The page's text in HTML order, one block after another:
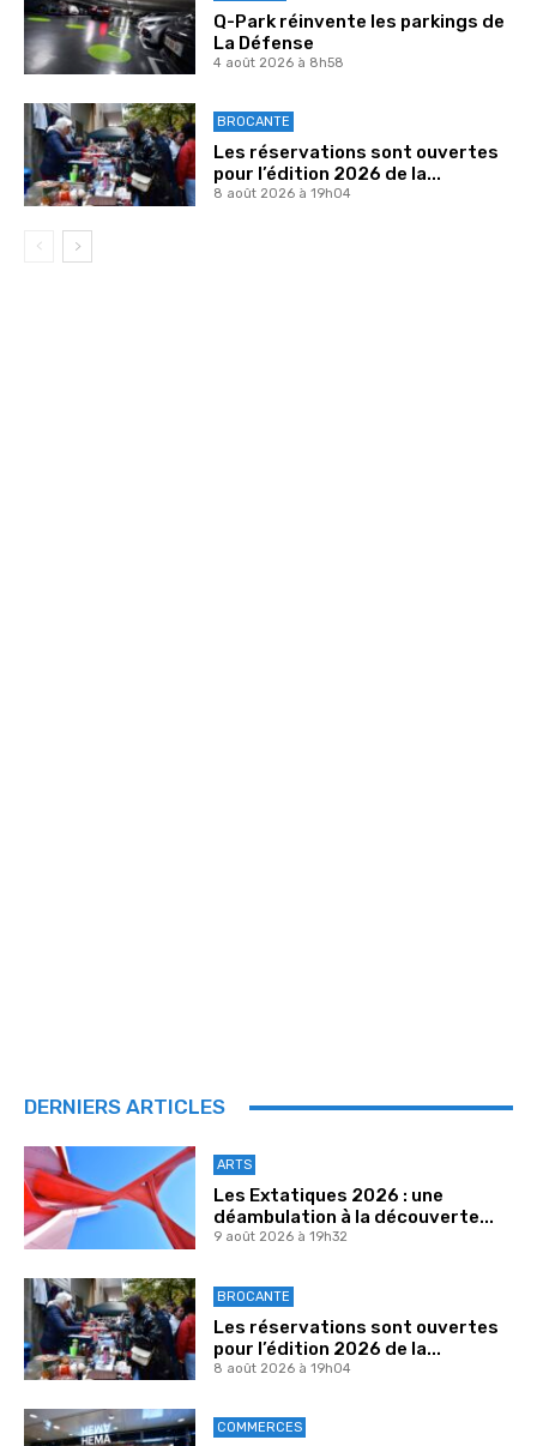
Q-Park réinvente les parkings de
La Défense
4 août 2026 à 8h58
BROCANTE
Les réservations sont ouvertes
pour l’édition 2026 de la...
8 août 2026 à 19h04
DERNIERS ARTICLES
ARTS
Les Extatiques 2026 : une
déambulation à la découverte...
9 août 2026 à 19h32
BROCANTE
Les réservations sont ouvertes
pour l’édition 2026 de la...
8 août 2026 à 19h04
COMMERCES